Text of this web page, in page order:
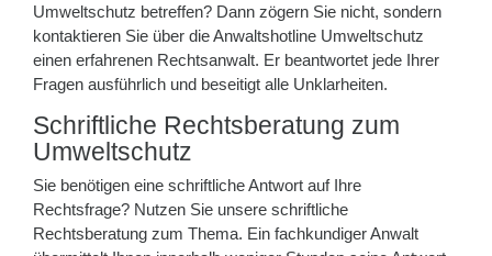
Umweltschutz betreffen? Dann zögern Sie nicht, sondern
kontaktieren Sie über die Anwaltshotline Umweltschutz
einen erfahrenen Rechtsanwalt. Er beantwortet jede Ihrer
Fragen ausführlich und beseitigt alle Unklarheiten.
Schriftliche Rechtsberatung zum
Umweltschutz
Sie benötigen eine schriftliche Antwort auf Ihre
Rechtsfrage? Nutzen Sie unsere schriftliche
Rechtsberatung zum Thema. Ein fachkundiger Anwalt